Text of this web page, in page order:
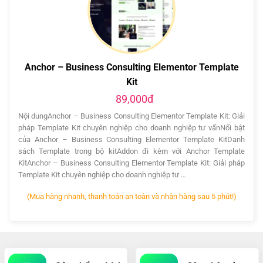
Anchor – Business Consulting Elementor Template
Kit
89,000đ
Nội dungAnchor – Business Consulting Elementor Template Kit: Giải
pháp Template Kit chuyên nghiệp cho doanh nghiệp tư vấnNổi bật
của Anchor – Business Consulting Elementor Template KitDanh
sách Template trong bộ kitAddon đi kèm với Anchor Template
KitAnchor – Business Consulting Elementor Template Kit: Giải pháp
Template Kit chuyên nghiệp cho doanh nghiệp tư …
(Mua hàng nhanh, thanh toán an toàn và nhận hàng sau 5 phút!)